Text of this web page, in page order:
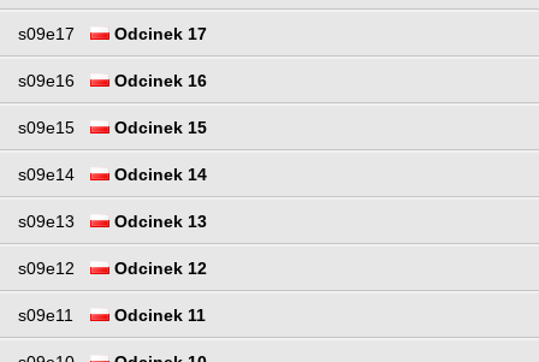
s09e17 Odcinek 17
s09e16 Odcinek 16
s09e15 Odcinek 15
s09e14 Odcinek 14
s09e13 Odcinek 13
s09e12 Odcinek 12
s09e11 Odcinek 11